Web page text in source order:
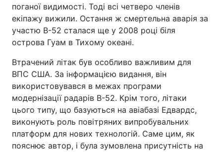
поганої видимості. Тоді всі четверо членів
екіпажу вижили. Остання ж смертельна аварія за
участю B-52 сталася ще у 2008 році біля
острова Гуам в Тихому океані.
Втрачений літак був особливо важливим для
ВПС США. За інформацією видання, він
використовувався в межах програми
модернізації радарів B-52. Крім того, літаки
цього типу, що базуються на авіабазі Едвардс,
виконують роль повітряних випробувальних
платформ для нових технологій. Саме цим, як
пояснює автор, і була зумовлена присутність на